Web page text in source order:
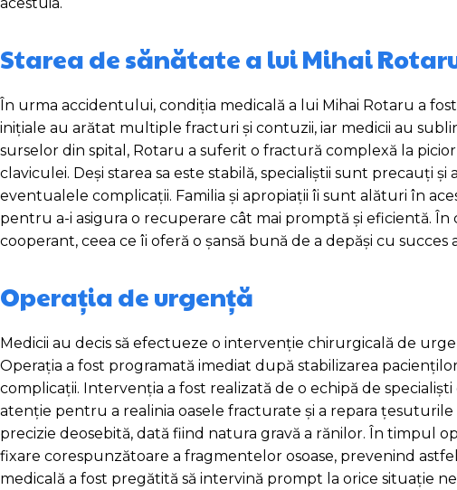
acestuia.
Starea de sănătate a lui Mihai
În urma accidentului, condiția medicală a lui Mihai Rotaru a
inițiale au arătat multiple fracturi și contuzii, iar medicii au
surselor din spital, Rotaru a suferit o fractură complexă la
claviculei. Deși starea sa este stabilă, specialiștii sunt precauți
eventualele complicații. Familia și apropiații îi sunt alături în
pentru a-i asigura o recuperare cât mai promptă și eficientă.
cooperant, ceea ce îi oferă o șansă bună de a depăși cu succes
Operația de urgență
Medicii au decis să efectueze o intervenție chirurgicală de
Operația a fost programată imediat după stabilizarea
complicații. Intervenția a fost realizată de o echipă de
atenție pentru a realinia oasele fracturate și a repara
precizie deosebită, dată fiind natura gravă a rănilor. În timpul
fixare corespunzătoare a fragmentelor osoase, prevenind
medicală a fost pregătită să intervină prompt la orice situație